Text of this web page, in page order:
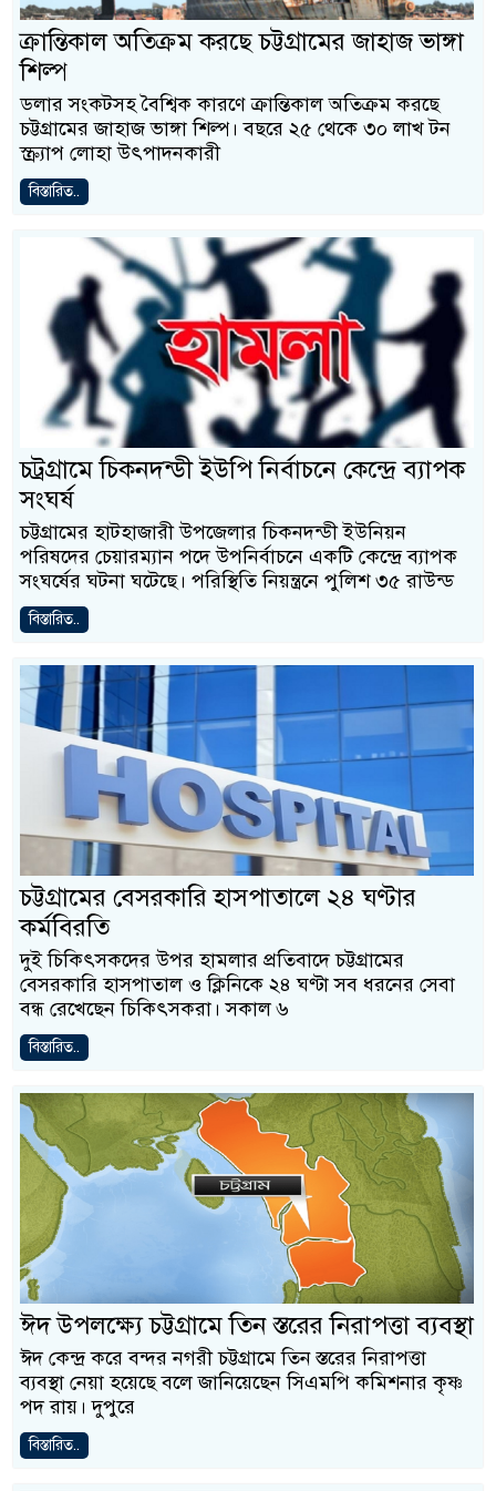
ক্রান্তিকাল অতিক্রম করছে চট্টগ্রামের জাহাজ ভাঙ্গা
শিল্প
ডলার সংকটসহ বৈশ্বিক কারণে ক্রান্তিকাল অতিক্রম করছে
চট্টগ্রামের জাহাজ ভাঙ্গা শিল্প। বছরে ২৫ থেকে ৩০ লাখ টন
স্ক্র্যাপ লোহা উৎপাদনকারী
বিস্তারিত..
চট্রগ্রামে চিকনদন্ডী ইউপি নির্বাচনে কেন্দ্রে ব্যাপক
সংঘর্ষ
চট্টগ্রামের হাটহাজারী উপজেলার চিকনদন্ডী ইউনিয়ন
পরিষদের চেয়ারম্যান পদে উপনির্বাচনে একটি কেন্দ্রে ব্যাপক
সংঘর্ষের ঘটনা ঘটেছে। পরিস্থিতি নিয়ন্ত্রনে পুলিশ ৩৫ রাউন্ড
বিস্তারিত..
চট্টগ্রামের বেসরকারি হাসপাতালে ২৪ ঘণ্টার
কর্মবিরতি
দুই চিকিৎসকদের উপর হামলার প্রতিবাদে চট্টগ্রামের
বেসরকারি হাসপাতাল ও ক্লিনিকে ২৪ ঘণ্টা সব ধরনের সেবা
বন্ধ রেখেছেন চিকিৎসকরা। সকাল ৬
বিস্তারিত..
ঈদ উপলক্ষ্যে চট্টগ্রামে তিন স্তরের নিরাপত্তা ব্যবস্থা
ঈদ কেন্দ্র করে বন্দর নগরী চট্টগ্রামে তিন স্তরের নিরাপত্তা
ব্যবস্থা নেয়া হয়েছে বলে জানিয়েছেন সিএমপি কমিশনার কৃষ্ণ
পদ রায়। দুপুরে
বিস্তারিত..